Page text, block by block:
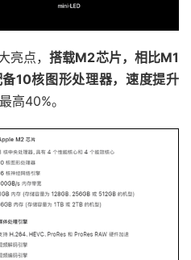
亮点，搭载M2芯片，相比M1
10核图形处理器，速度提升
高40%。